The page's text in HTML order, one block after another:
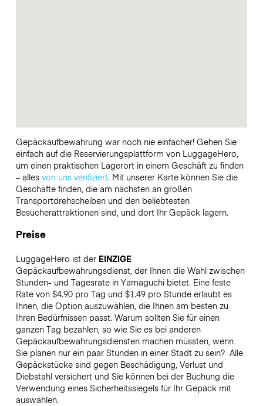
Gepäckaufbewahrung war noch nie einfacher! Gehen Sie
einfach auf die Reservierungsplattform von LuggageHero,
um einen praktischen Lagerort in einem Geschäft zu finden
– alles von uns verifiziert. Mit unserer Karte können Sie die
Geschäfte finden, die am nächsten an großen
Transportdrehscheiben und den beliebtesten
Besucherattraktionen sind, und dort Ihr Gepäck lagern.
Preise
LuggageHero ist der EINZIGE
Gepäckaufbewahrungsdienst, der Ihnen die Wahl zwischen
Stunden- und Tagesrate in Yamaguchi bietet. Eine feste
Rate von $4.90 pro Tag und $1.49 pro Stunde erlaubt es
Ihnen, die Option auszuwählen, die Ihnen am besten zu
Ihren Bedürfnissen passt. Warum sollten Sie für einen
ganzen Tag bezahlen, so wie Sie es bei anderen
Gepäckaufbewahrungsdiensten machen müssten, wenn
Sie planen nur ein paar Stunden in einer Stadt zu sein? Alle
Gepäckstücke sind gegen Beschädigung, Verlust und
Diebstahl versichert und Sie können bei der Buchung die
Verwendung eines Sicherheitssiegels für Ihr Gepäck mit
auswählen.